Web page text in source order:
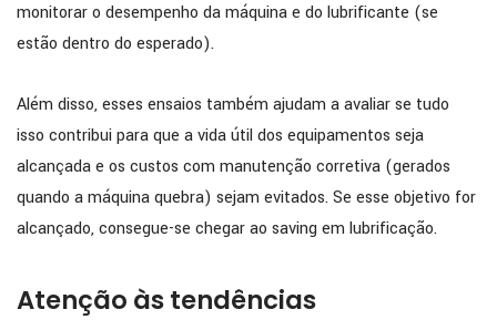
monitorar o desempenho da máquina e do lubrificante (se
estão dentro do esperado).
Além disso, esses ensaios também ajudam a avaliar se tudo
isso contribui para que a vida útil dos equipamentos seja
alcançada e os custos com manutenção corretiva (gerados
quando a máquina quebra) sejam evitados. Se esse objetivo for
alcançado, consegue-se chegar ao saving em lubrificação.
Atenção às tendências